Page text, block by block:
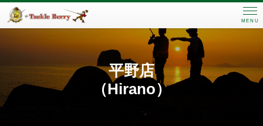
MENU
平野店
（Hirano）